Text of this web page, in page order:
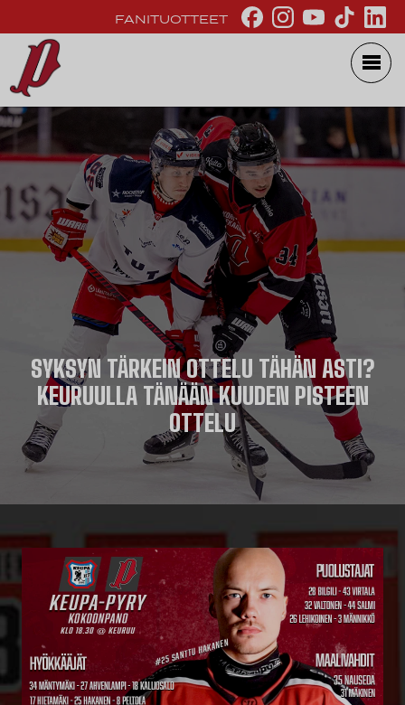
FANITUOTTEET
SYKSYN TÄRKEIN OTTELU TÄHÄN ASTI?
KEURUULLA TÄNÄÄN KUUDEN PISTEEN
OTTELU